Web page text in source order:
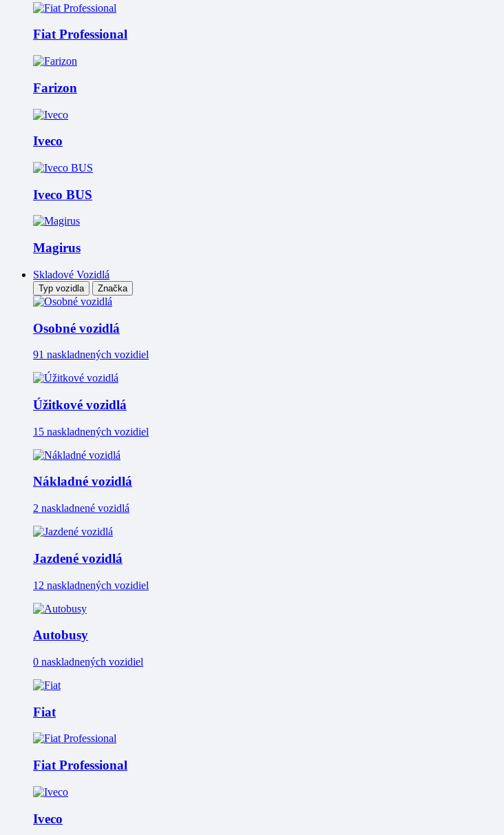
Fiat Professional
Farizon
Iveco
Iveco BUS
Magirus
Skladové Vozidlá
Typ vozidla Značka
Osobné vozidlá
91 naskladnených vozidiel
Úžitkové vozidlá
15 naskladnených vozidiel
Nákladné vozidlá
2 naskladnené vozidlá
Jazdené vozidlá
12 naskladnených vozidiel
Autobusy
0 naskladnených vozidiel
Fiat
Fiat Professional
Iveco